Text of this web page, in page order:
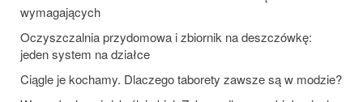
wymagających
Oczyszczalnia przydomowa i zbiornik na deszczówkę:
jeden system na działce
Ciągle je kochamy. Dlaczego taborety zawsze są w modzie?